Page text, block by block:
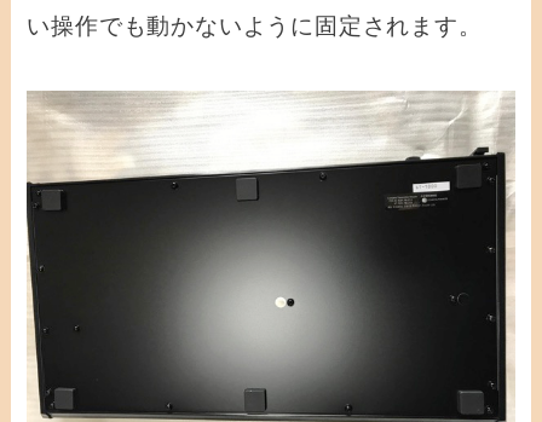
い操作でも動かないように固定されます。